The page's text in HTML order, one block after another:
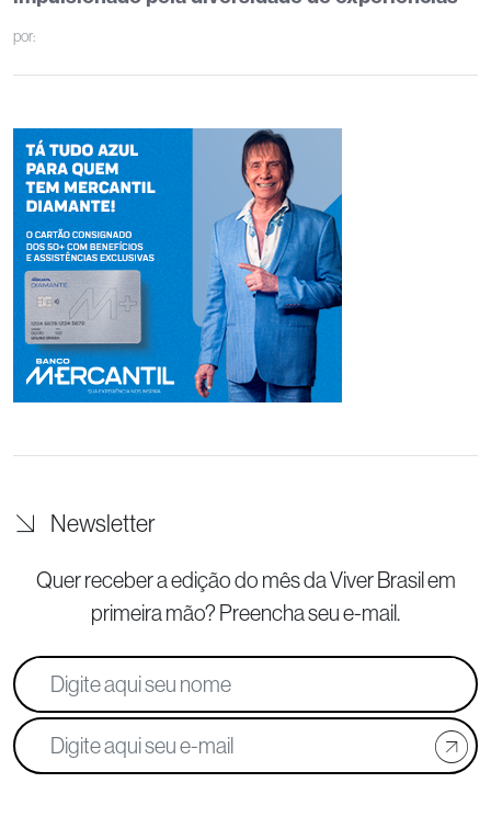
por:
Newsletter
Quer receber a edição do mês da Viver Brasilem
primeira mão? Preencha seu e-mail.